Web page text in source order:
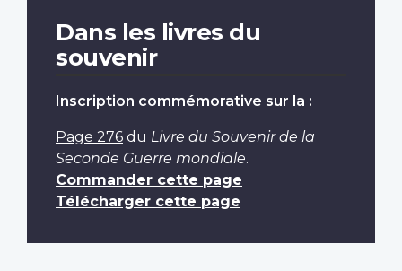
Dans les livres du
souvenir
Inscription commémorative sur la :
Page 276 du Livre du Souvenir de la
Seconde Guerre mondiale.
Commander cette page
Télécharger cette page